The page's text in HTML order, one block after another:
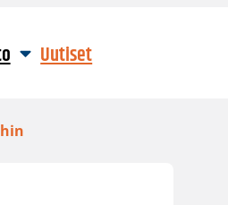
Uutiset